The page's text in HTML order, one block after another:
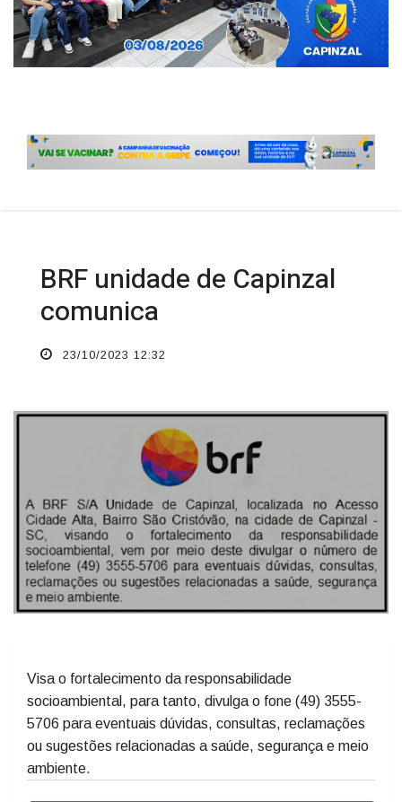
BRF unidade de Capinzal
comunica
23/10/2023 12:32
Visa o fortalecimento da responsabilidade
socioambiental, para tanto, divulga o fone (49) 3555-
5706 para eventuais dúvidas, consultas, reclamações
ou sugestões relacionadas a saúde, segurança e meio
ambiente.